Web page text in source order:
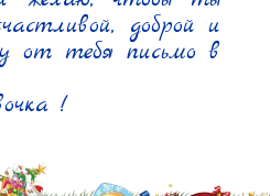
доброй и
от тебя письмо в
!